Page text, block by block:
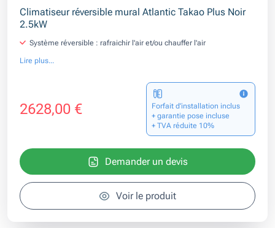
Climatiseur réversible mural Atlantic Takao Plus Noir
2.5kW
Système réversible : rafraichir l'air et/ou chauffer l'air
Lire plus...
2628,00 €
Forfait d’installation inclus
+ garantie pose incluse
+ TVA réduite 10%
Demander un devis
Voir le produit